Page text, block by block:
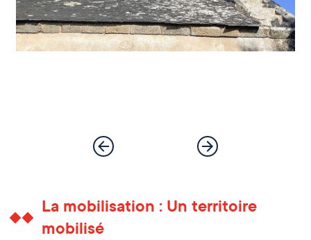
La mobilisation : Un territoire
mobilisé